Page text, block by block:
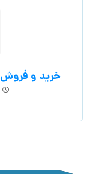
خرید و